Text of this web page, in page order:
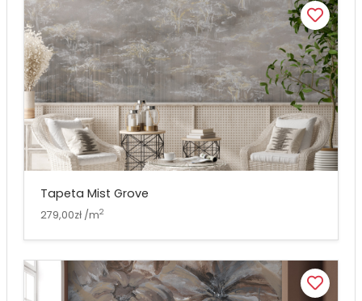
Tapeta Mist Grove
279,00zł /m2